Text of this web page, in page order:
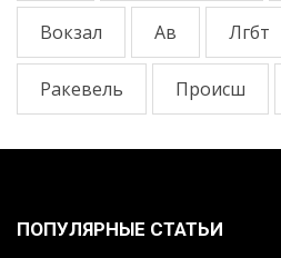
Вокзал Ав Лгбт
Ракевель Происш
ПОПУЛЯРНЫЕ СТАТЬИ